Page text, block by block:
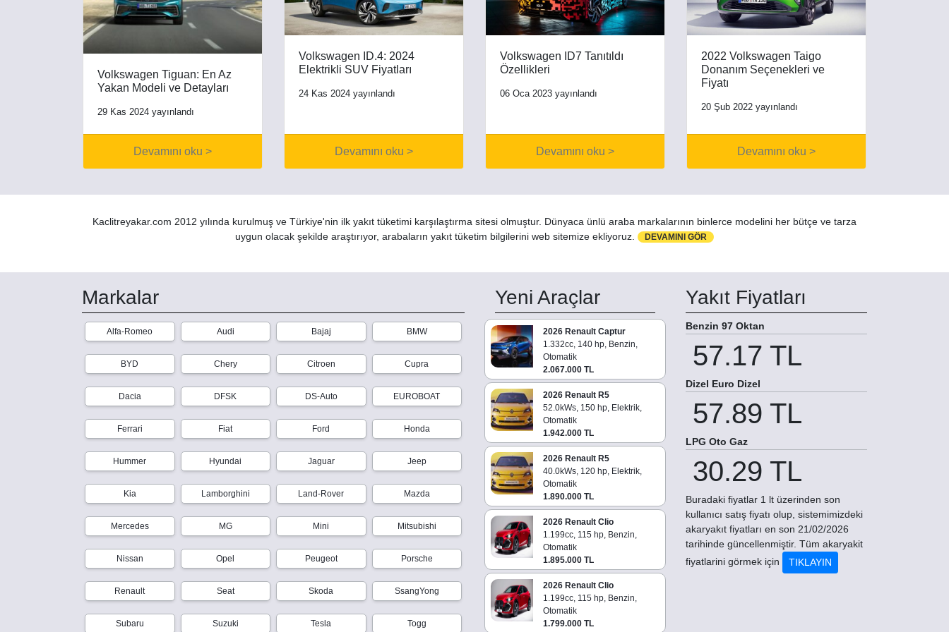
Volkswagen Tiguan: En Az
Yakan Modeli ve Detayları
29 Kas 2024 yayınlandı
Devamını oku >
Volkswagen ID.4: 2024
Elektrikli SUV Fiyatları
24 Kas 2024 yayınlandı
Devamını oku >
Volkswagen ID7 Tanıtıldı
Özellikleri
06 Oca 2023 yayınlandı
Devamını oku >
2022 Volkswagen Taigo
Donanım Seçenekleri ve
Fiyatı
20 Şub 2022 yayınlandı
Devamını oku >
Kaclitreyakar.com 2012 yılında kurulmuş ve Türkiye'nin ilk yakıt tüketimi karşılaştırma sitesi olmuştur. Dünyaca ünlü araba markalarının binlerce modelini her bütçe ve tarza
uygun olacak şekilde araştırıyor, arabaların yakıt tüketim bilgilerini web sitemize ekliyoruz.
DEVAMINI GÖR
Markalar
Alfa-Romeo Audi Bajaj BMW
BYD Chery Citroen Cupra
Dacia DFSK DS-Auto EUROBOAT
Ferrari Fiat Ford Honda
Hummer Hyundai Jaguar Jeep
Kia Lamborghini Land-Rover Mazda
Mercedes MG Mini Mitsubishi
Nissan Opel Peugeot Porsche
Renault Seat Skoda SsangYong
Subaru Suzuki Tesla Togg
Yeni Araçlar
2026 Renault Captur
1.332cc, 140 hp, Benzin,
Otomatik
2.067.000 TL
2026 Renault R5
52.0kWs, 150 hp, Elektrik,
Otomatik
1.942.000 TL
2026 Renault R5
40.0kWs, 120 hp, Elektrik,
Otomatik
1.890.000 TL
2026 Renault Clio
1.199cc, 115 hp, Benzin,
Otomatik
1.895.000 TL
2026 Renault Clio
1.199cc, 115 hp, Benzin,
Otomatik
1.799.000 TL
Yakıt Fiyatları
Benzin 97 Oktan
57.17 TL
Dizel Euro Dizel
57.89 TL
LPG Oto Gaz
30.29 TL
Buradaki fiyatlar 1 lt üzerinden son
kullanıcı satış fiyatı olup, sistemimizdeki
akaryakıt fiyatları en son 21/02/2026
tarihinde güncellenmiştir. Tüm akaryakit
fiyatlarini görmek için
TIKLAYIN